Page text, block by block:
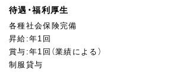
待遇・福利厚生
各種社会保険完備
昇給:年1回
賞与:年1回（業績による）
制服貸与